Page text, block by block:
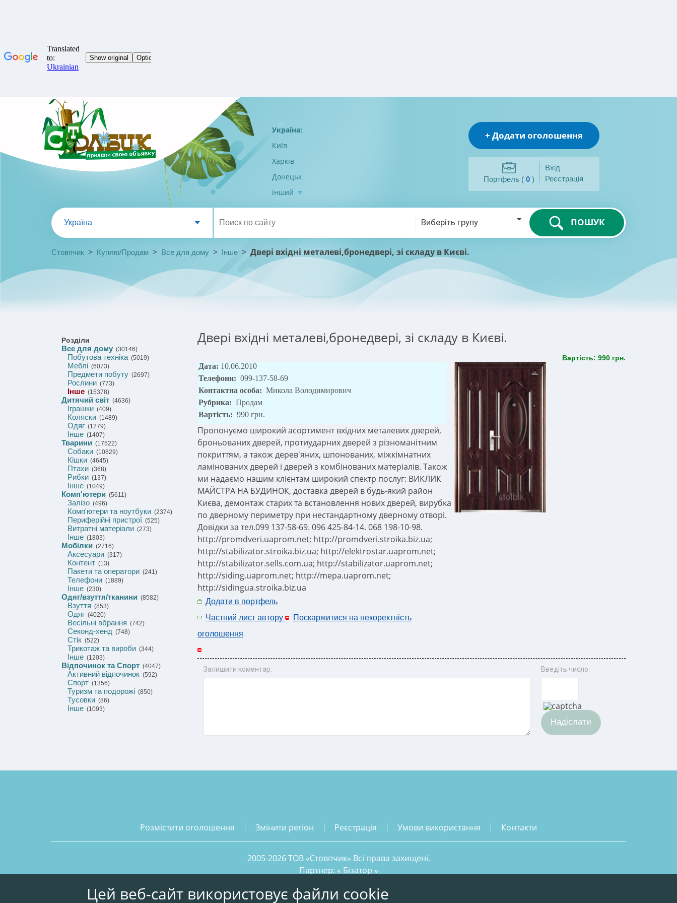
Україна:
Київ
Харків
Донецьк
інший
+ Додати оголошення
Портфель ( 0 )
Вхід
Реєстрація
Україна Виберіть групу ПОШУК
Стовпчик > Куплю/Продам > Все для дому > Інше > Двері вхідні металеві,бронедвері, зі складу в Києві.
Розділи
Все для дому (30146)
Побутова техніка(5019)
Меблі (6073)
Предмети побуту (2697)
Рослини (773)
Інше (15378)
Дитячий світ (4636)
Іграшки (409)
Коляски (1489)
Одяг (1279)
Інше (1407)
Тварини (17522)
Собаки (10829)
Кішки (4645)
Птахи (368)
Рибки (137)
Інше (1049)
Комп'ютери (5611)
Залізо (496)
Комп'ютери та ноутбуки (2374)
Периферійні пристрої (525)
Витратні матеріали (273)
Інше (1803)
Мобілки (2716)
Аксесуари (317)
Контент (13)
Пакети та оператори (241)
Телефони (1889)
Інше (230)
Одяг/взуття/тканини (8582)
Взуття (853)
Одяг (4020)
Весільні вбрання (742)
Секонд-хенд (748)
Стік (522)
Трикотаж та вироби (344)
Інше (1203)
Відпочинок та Спорт (4047)
Активний відпочинок (592)
Спорт (1356)
Туризм та подорожі (850)
Тусовки (86)
Інше (1093)
Двері вхідні металеві,бронедвері, зі складу в Києві.
Вартість: 990 грн.
Дата: 10.06.2010
Телефони: 099-137-58-69
Контактна особа: Микола Володимирович
Рубрика: Продам
Вартість: 990 грн.
Пропонуємо широкий асортимент вхідних металевих дверей,
броньованих дверей, протиударних дверей з різноманітним
покриттям, а також дерев'яних, шпонованих, міжкімнатних
ламінованих дверей і дверей з комбінованих матеріалів. Також
ми надаємо нашим клієнтам широкий спектр послуг: ВИКЛИК
МАЙСТРА НА БУДИНОК, доставка дверей в будь-який район
Києва, демонтаж старих та встановлення нових дверей, вирубка
по дверному периметру при нестандартному дверному отворі.
Довідки за тел.099 137-58-69. 096 425-84-14. 068 198-10-98.
http://promdveri.uaprom.net; http://promdveri.stroika.biz.ua;
http://stabilizator.stroika.biz.ua; http://elektrostar.uaprom.net;
http://stabilizator.sells.com.ua; http://stabilizator.uaprom.net;
http://siding.uaprom.net; http://mepa.uaprom.net;
http://sidingua.stroika.biz.ua
Додати в портфель
Частний лист автору
Поскаржитися на некоректність
оголошення
Залишити коментар: Введіть число:
Надіслати
розмістити оголошення змінити регіон реєстрація умови використання контакти
2005-2026 ТОВ «Стовпчик» Всі права захищені.
Партнер: « Бізатор »
Цей веб-сайт використовує файли cookie